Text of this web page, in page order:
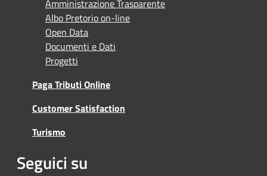
Amministrazione Trasparente
Albo Pretorio on-line
Open Data
Documenti e Dati
Progetti
Paga Tributi Online
Customer Satisfaction
Turismo
Seguici su